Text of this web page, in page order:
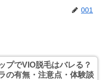
001
プでVIO脱毛はバレる？
の有無・注意点・体験談